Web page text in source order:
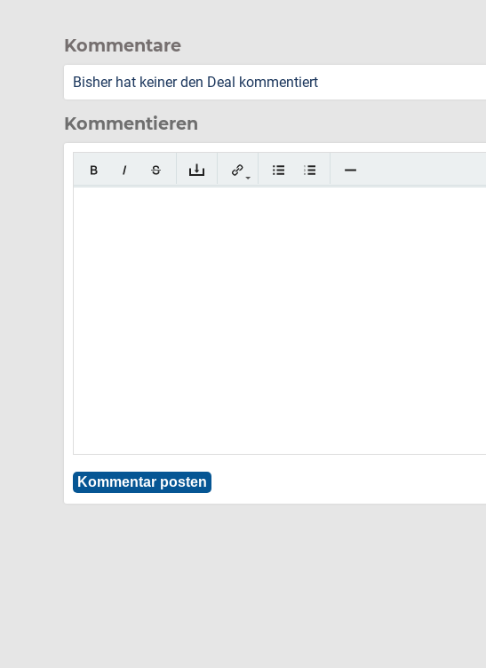
Kommentare
Bisher hat keiner den Deal kommentiert
Kommentieren